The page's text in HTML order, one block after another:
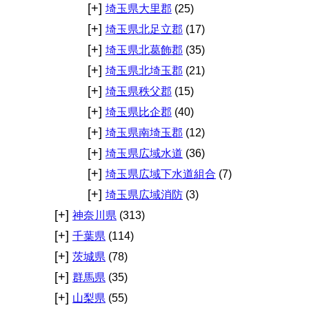
[+] 埼玉県大里郡 (25)
[+] 埼玉県北足立郡 (17)
[+] 埼玉県北葛飾郡 (35)
[+] 埼玉県北埼玉郡 (21)
[+] 埼玉県秩父郡 (15)
[+] 埼玉県比企郡 (40)
[+] 埼玉県南埼玉郡 (12)
[+] 埼玉県広域水道 (36)
[+] 埼玉県広域下水道組合 (7)
[+] 埼玉県広域消防 (3)
[+] 神奈川県 (313)
[+] 千葉県 (114)
[+] 茨城県 (78)
[+] 群馬県 (35)
[+] 山梨県 (55)